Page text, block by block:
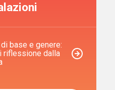
base e genere:
riflessione dalla